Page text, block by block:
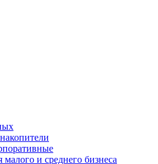
малого и среднего бизнеса